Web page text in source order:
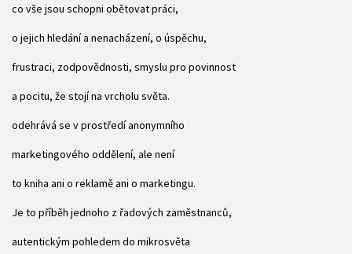
co vše jsou schopni obětovat práci,
o jejich hledání a nenacházení, o úspěchu,
frustraci, zodpovědnosti, smyslu pro povinnost
a pocitu, že stojí na vrcholu světa.
odehrává se v prostředí anonymního
marketingového oddělení, ale není
to kniha ani o reklamě ani o marketingu.
Je to příběh jednoho z řadových zaměstnanců,
autentickým pohledem do mikrosvěta